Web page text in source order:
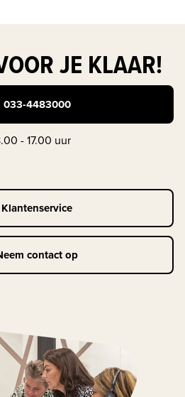
JE KLAAR!
033-4483000
- 17.00 uur
Klantenservice
contact op